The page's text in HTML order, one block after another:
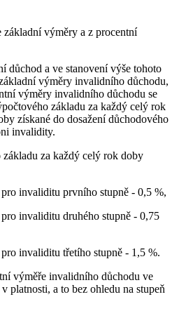
základní výměry a z procentní
důchod a ve stanovení výše tohoto
výměry invalidního důchodu,
výměry invalidního důchodu se
základu za každý celý rok
získané do dosažení důchodového
invalidity.
za každý celý rok doby
invaliditu prvního stupně - 0,5 %,
invaliditu druhého stupně - 0,75
invaliditu třetího stupně - 1,5 %.
výměře invalidního důchodu ve
platnosti, a to bez ohledu na stupeň